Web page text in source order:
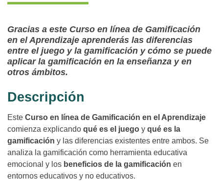
Gracias a este Curso en línea de Gamificación
en el Aprendizaje aprenderás las diferencias
entre el juego y la gamificación y cómo se puede
aplicar la gamificación en la enseñanza y en
otros ámbitos.
Descripción
Este Curso en línea de Gamificación en el Aprendizaje
comienza explicando qué es el juego y qué es la
gamificación y las diferencias existentes entre ambos. Se
analiza la gamificación como herramienta educativa
emocional y los beneficios de la gamificación en
entornos educativos y no educativos.